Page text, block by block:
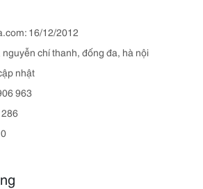
16/12/2012
chí thanh, đống đa, hà nội
nhật
963